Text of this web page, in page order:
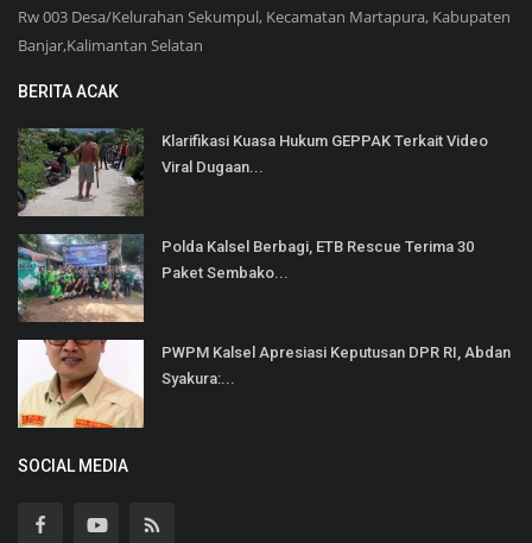
Rw 003 Desa/Kelurahan Sekumpul, Kecamatan Martapura, Kabupaten
Banjar,Kalimantan Selatan
BERITA ACAK
Klarifikasi Kuasa Hukum GEPPAK Terkait Video
Viral Dugaan...
Polda Kalsel Berbagi, ETB Rescue Terima 30
Paket Sembako...
PWPM Kalsel Apresiasi Keputusan DPR RI, Abdan
Syakura:...
SOCIAL MEDIA